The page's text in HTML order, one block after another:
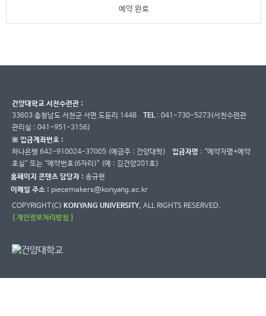
예약 완료
건양대학교 서천수련관 :
33603 충청남도 서천군 서면 도둔리 1448
TEL: 041-730-5273(서천수련관
관리실 : 041-951-3156)
※ 입금계좌번호 :
하나은행 642-910024-37005 (예금주 : 건양대학)
입금자명 : “예약자명+예약
호실” 또는 “예약번호(6자리)” (예 : 김건양201호)
홈페이지 콘텐츠 담당자 : 송규현
이메일 주소 : piecemakers@konyang.ac.kr
COPYRIGHT(C) KONYANG UNIVERSITY. ALL RIGHTS RESERVED.
[ 개인정보처리방침 ]